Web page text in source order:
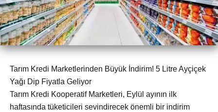
Tarım Kredi Marketlerinden Büyük İndirim! 5 Litre Ayçiçek
Yağı Dip Fiyatla Geliyor
Tarım Kredi Kooperatif Marketleri, Eylül ayının ilk
haftasında tüketicileri sevindirecek önemli bir indirim